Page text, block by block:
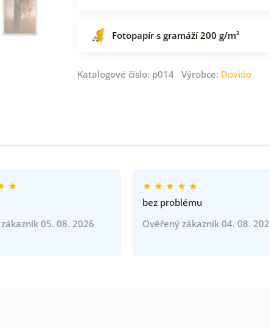
Fotopapír s gramáží 200 g/m²
Katalogové číslo: p014 Výrobce: Dovido
05. 08. 2026
bez problému
Ověřený zákazník 04. 08.